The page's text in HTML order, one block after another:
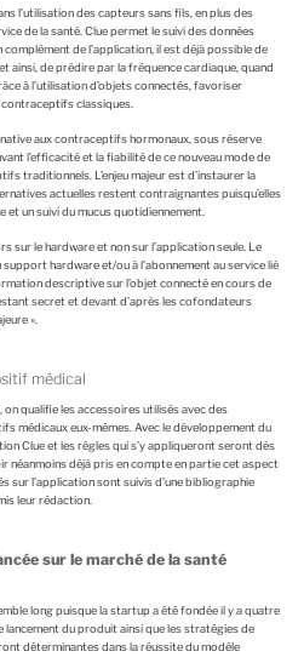
l’utilisation des capteurs sans fils, en plus des
de la santé. Clue permet le suivi des données
de l’application, il est déjà possible de
ainsi, de prédire par la fréquence cardiaque, quand
à l’utilisation d’objets connectés, favoriser
contraceptifs classiques.
aux contraceptifs hormonaux, sous réserve
l’efficacité et la fiabilité de ce nouveau mode de
traditionnels. L’enjeu majeur est d’instaurer la
actuelles restent contraignantes puisqu’elles
un suivi du mucus quotidiennement.
sur le hardware et non sur l’application seule. Le
hardware et/ou à l’abonnement au service lié
descriptive sur l’objet connecté en cours de
secret et devant d’après les cofondateurs
».
médical
qualifie les accessoires utilisés avec des
médicaux eux-mêmes. Avec le développement du
Clue et les règles qui s’y appliqueront seront dès
néanmoins déjà pris en compte en partie cet aspect
sur l’application sont suivis d’une bibliographie
leur rédaction.
sur le marché de la santé
long puisque la startup a été fondée il y a quatre
lancement du produit ainsi que les stratégies de
déterminantes dans la réussite du modèle